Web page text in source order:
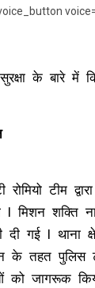
के बारे में
टीम
मिशन शक्ति
दी गई l थाना
के तहत पुलिस
को जागरूक